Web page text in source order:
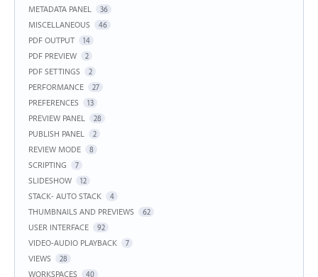
METADATA PANEL 36
MISCELLANEOUS 46
PDF OUTPUT 14
PDF PREVIEW 2
PDF SETTINGS 2
PERFORMANCE 27
PREFERENCES 13
PREVIEW PANEL 28
PUBLISH PANEL 2
REVIEW MODE 8
SCRIPTING 7
SLIDESHOW 12
STACK- AUTO STACK 4
THUMBNAILS AND PREVIEWS 62
USER INTERFACE 92
VIDEO-AUDIO PLAYBACK 7
VIEWS 28
WORKSPACES 40